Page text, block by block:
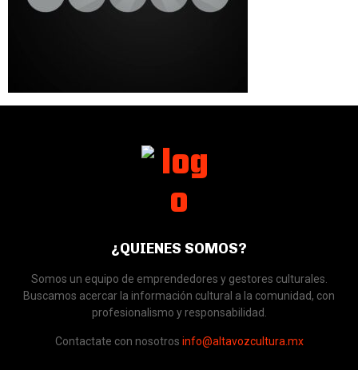
¿QUIENES SOMOS?
Somos un equipo de emprendedores y gestores culturales.
Buscamos acercar la información cultural a la comunidad, con
profesionalismo y responsabilidad.
Contactate con nosotros info@altavozcultura.mx